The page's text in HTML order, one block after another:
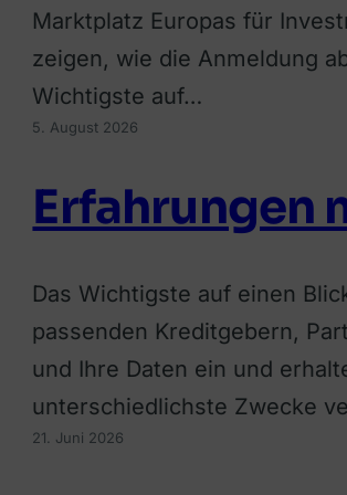
Marktplatz Europas für
zeigen, wie die Anmeldung
Wichtigste auf…
5. August 2026
Erfahrungen
Das Wichtigste auf einen
passenden Kreditgebern,
und Ihre Daten ein und
unterschiedlichste Zwecke
21. Juni 2026